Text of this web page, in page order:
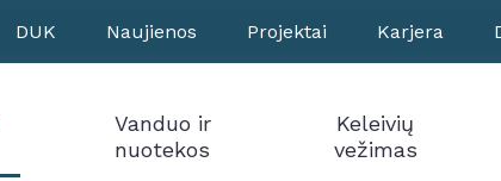
DUK Naujienos Projektai Karjera
Vanduo ir
nuotekos
Keleivių
vežimas